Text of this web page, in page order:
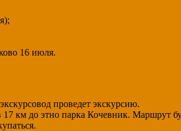
16 июля.
проведет экскурсию.
км до этно парка Кочевник. Маршрут